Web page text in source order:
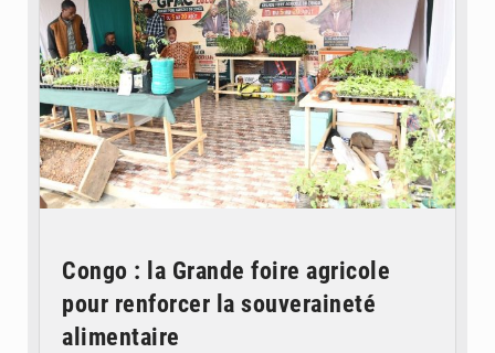
Congo : la Grande foire agricole
pour renforcer la souveraineté
alimentaire